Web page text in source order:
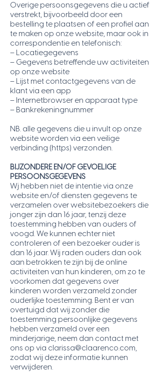
Overige persoonsgegevens die u actief
verstrekt, bijvoorbeeld door een
bestelling te plaatsen of een profiel aan
te maken op onze website, maar ook in
correspondentie en telefonisch:
– Locatiegegevens
– Gegevens betreffende uw activiteiten
op onze website
– Lijst met contactgegevens van de
klant via een app
– Internetbrowser en apparaat type
– Bankrekeningnummer
NB. alle gegevens die u invult op onze
website worden via een veilige
verbinding (https) verzonden.
BIJZONDERE EN/OF GEVOELIGE
PERSOONSGEGEVENS
Wj hebben niet de intentie via onze
website en/of diensten gegevens te
verzamelen over websitebezoekers die
jonger zijn dan 16 jaar, tenzij deze
toestemming hebben van ouders of
voogd. We kunnen echter niet
controleren of een bezoeker ouder is
dan 16 jaar. Wij raden ouders dan ook
aan betrokken te zijn bij de online
activiteiten van hun kinderen, om zo te
voorkomen dat gegevens over
kinderen worden verzameld zonder
ouderlijke toestemming. Bent er van
overtuigd dat wij zonder die
toestemming persoonlijke gegevens
hebben verzameld over een
minderjarige, neem dan contact met
ons op via clarissa@claarenco.com,
zodat wij deze informatie kunnen
verwijderen.